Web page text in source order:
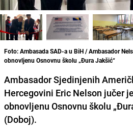
Foto: Ambasada SAD-a u BiH / Ambasador
obnovljenu Osnovnu školu „Đura Jakšić“
Ambasador Sjedinjenih
Hercegovini Eric Nelson jučer
obnovljenu Osnovnu školu
(Doboj).